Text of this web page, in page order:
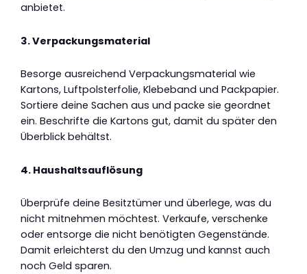
anbietet.
3. Verpackungsmaterial
Besorge ausreichend Verpackungsmaterial wie
Kartons, Luftpolsterfolie, Klebeband und Packpapier.
Sortiere deine Sachen aus und packe sie geordnet
ein. Beschrifte die Kartons gut, damit du später den
Überblick behältst.
4. Haushaltsauflösung
Überprüfe deine Besitztümer und überlege, was du
nicht mitnehmen möchtest. Verkaufe, verschenke
oder entsorge die nicht benötigten Gegenstände.
Damit erleichterst du den Umzug und kannst auch
noch Geld sparen.